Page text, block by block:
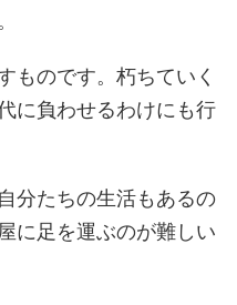
ものです。朽ちていく
に負わせるわけにも行
分たちの生活もあるの
に足を運ぶのが難しい